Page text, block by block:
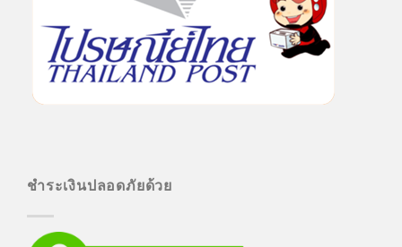
ชำระเงินปลอดภัยด้วย